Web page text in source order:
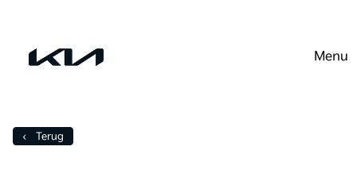
Menu
‹ Terug